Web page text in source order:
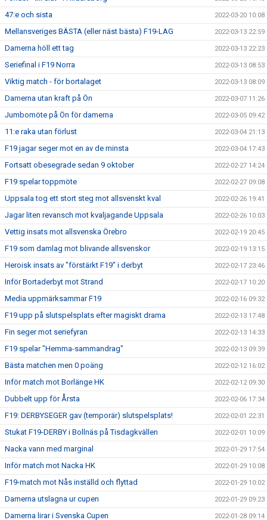
47:e och sista 2022-03-20 10:08
Mellansveriges BÄSTA (eller näst bästa) F19-LAG 2022-03-13 22:59
Damerna höll ett tag 2022-03-13 22:23
Seriefinal i F19 Norra 2022-03-13 08:53
Viktig match - för bortalaget 2022-03-13 08:09
Damerna utan kraft på Ön 2022-03-07 11:26
Jumbomöte på Ön för damerna 2022-03-05 09:42
11:e raka utan förlust 2022-03-04 21:13
F19 jagar seger mot en av de minsta 2022-03-04 17:43
Fortsatt obesegrade sedan 9 oktober 2022-02-27 14:24
F19 spelar toppmöte 2022-02-27 09:08
Uppsala tog ett stort steg mot allsvenskt kval 2022-02-26 19:41
Jagar liten revansch mot kvaljagande Uppsala 2022-02-26 10:03
Vettig insats mot allsvenska Örebro 2022-02-19 20:45
F19 som damlag mot blivande allsvenskor 2022-02-19 13:15
Heroisk insats av "förstärkt F19" i derbyt 2022-02-17 23:46
Inför Bortaderbyt mot Strand 2022-02-17 10:20
Media uppmärksammar F19 2022-02-16 09:32
F19 upp på slutspelsplats efter magiskt drama 2022-02-13 17:48
Fin seger mot seriefyran 2022-02-13 14:33
F19 spelar "Hemma-sammandrag" 2022-02-13 09:39
Bästa matchen men 0 poäng 2022-02-12 16:02
Inför match mot Borlänge HK 2022-02-12 09:30
Dubbelt upp för Årsta 2022-02-06 17:34
F19: DERBYSEGER gav (temporär) slutspelsplats! 2022-02-01 22:31
Stukat F19-DERBY i Bollnäs på Tisdagkvällen 2022-02-01 10:09
Nacka vann med marginal 2022-01-29 17:54
Inför match mot Nacka HK 2022-01-29 10:08
F19-match mot Nås inställd och flyttad 2022-01-29 10:02
Damerna utslagna ur cupen 2022-01-29 09:23
Damerna lirar i Svenska Cupen 2022-01-28 09:14